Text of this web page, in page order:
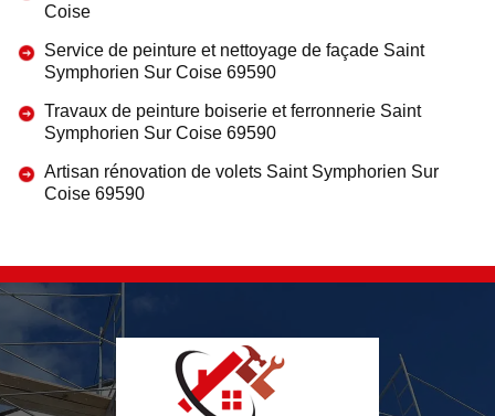
Coise
Service de peinture et nettoyage de façade Saint
Symphorien Sur Coise 69590
Travaux de peinture boiserie et ferronnerie Saint
Symphorien Sur Coise 69590
Artisan rénovation de volets Saint Symphorien Sur
Coise 69590